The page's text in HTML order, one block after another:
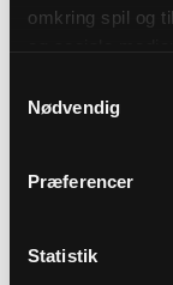
omkring spil og
af cookies
vores
Nødvendig
Præferencer
Statistik